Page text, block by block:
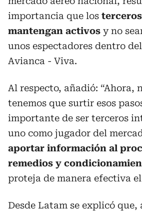
importancia que los
mantengan activos y no
unos espectadores dentro
Avianca - Viva.
Al respecto, añadió: “Ahora,
tenemos que surtir esos
importante de ser terceros
uno como jugador del
aportar información al
remedios y
proteja de manera efectiva el
Desde Latam se explicó